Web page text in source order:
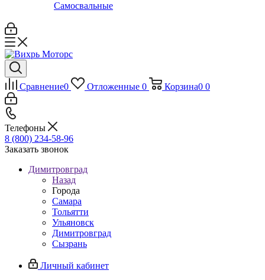
Самосвальные
Сравнение0 Отложенные 0 Корзина0 0
Телефоны
8 (800) 234-58-96
Заказать звонок
Димитровград
Назад
Города
Самара
Тольятти
Ульяновск
Димитровград
Сызрань
Личный кабинет